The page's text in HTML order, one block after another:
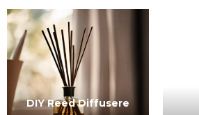
DIY Reed Diffusere